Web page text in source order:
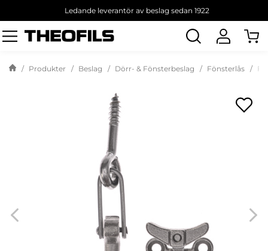
Ledande leverantör av beslag sedan 1922
Sök
produkt
Produkter Beslag Dörr- & Fönsterbeslag Fönsterlås